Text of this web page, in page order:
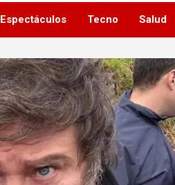
Espectáculos Tecno Salud